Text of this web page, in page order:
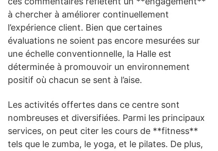
à chercher à améliorer continuellement
l’expérience client. Bien que certaines
évaluations ne soient pas encore mesurées sur
une échelle conventionnelle, la Halle est
déterminée à promouvoir un environnement
positif où chacun se sent à l’aise.
Les activités offertes dans ce centre sont
nombreuses et diversifiées. Parmi les principaux
services, on peut citer les cours de **fitness**
tels que le zumba, le yoga, et le pilates. De plus,